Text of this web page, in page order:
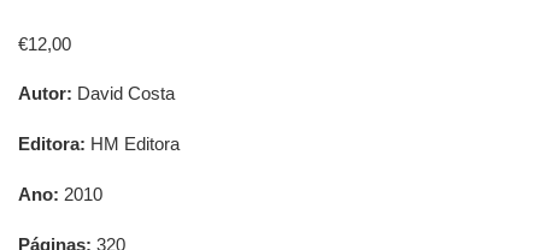
€12,00
Autor: David Costa
Editora: HM Editora
Ano: 2010
Páginas: 320